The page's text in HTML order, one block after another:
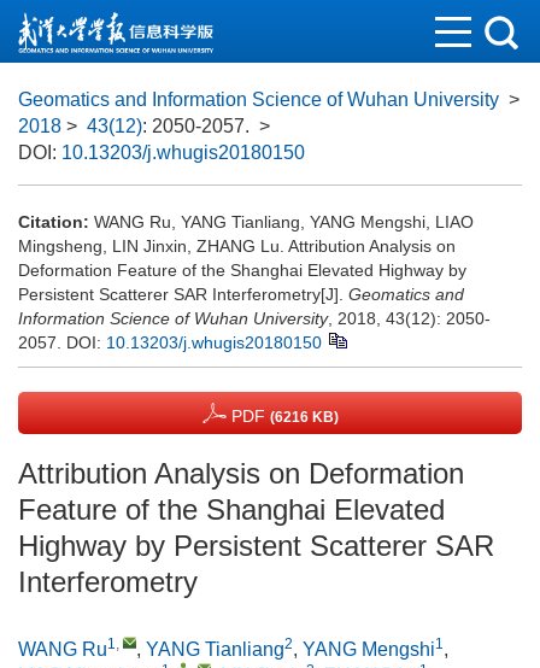
Geomatics and Information Science of Wuhan University >
2018 > 43(12): 2050-2057. >
DOI: 10.13203/j.whugis20180150
Citation: WANG Ru, YANG Tianliang, YANG Mengshi, LIAO
Mingsheng, LIN Jinxin, ZHANG Lu. Attribution Analysis on
Deformation Feature of the Shanghai Elevated Highway by
Persistent Scatterer SAR Interferometry[J]. Geomatics and
Information Science of Wuhan University, 2018, 43(12): 2050-
2057. DOI: 10.13203/j.whugis20180150
PDF (6216 KB)
Attribution Analysis on Deformation
Feature of the Shanghai Elevated
Highway by Persistent Scatterer SAR
Interferometry
WANG Ru1, , YANG Tianliang2, YANG Mengshi1,